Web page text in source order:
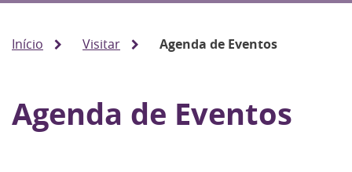
Início Visitar Agenda de Eventos
Agenda de Eventos